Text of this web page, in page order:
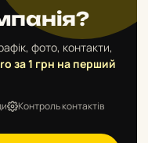
фото, контакти,
за 1 грн на перший
Контроль контактів